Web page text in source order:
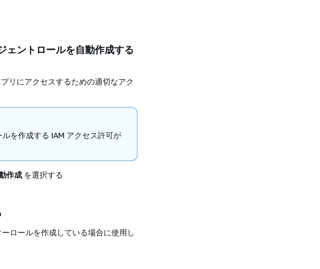
ェントロールを自動作成する
リにアクセスするための適切なアク
を作成する IAM アクセス許可が
作成 を選択する
ロールを作成している場合に使用し